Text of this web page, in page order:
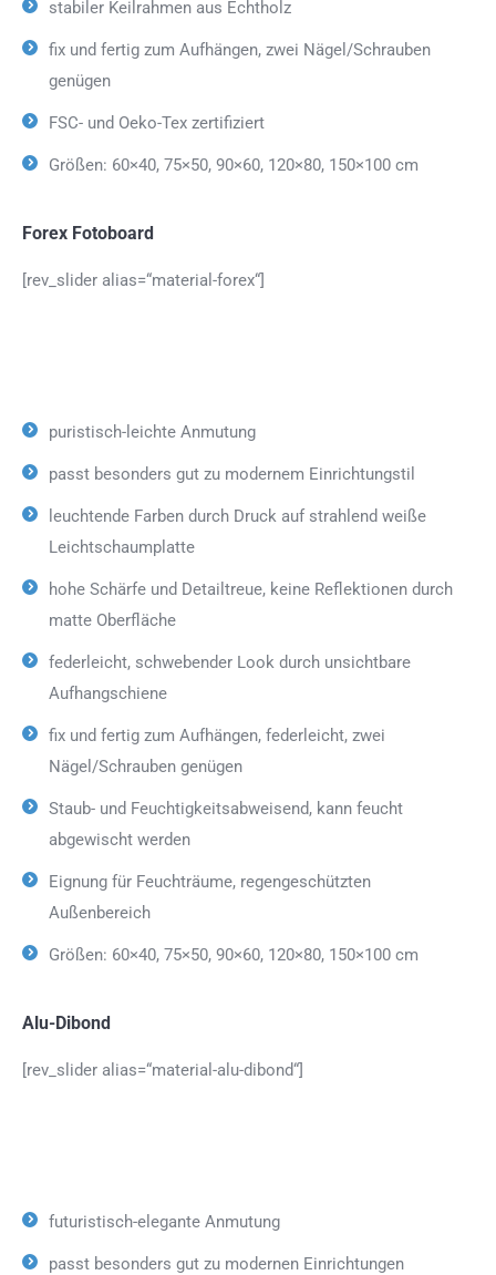
stabiler Keilrahmen aus Echtholz
fix und fertig zum Aufhängen, zwei Nägel/Schrauben
genügen
FSC- und Oeko-Tex zertifiziert
Größen: 60×40, 75×50, 90×60, 120×80, 150×100 cm
Forex Fotoboard
[rev_slider alias=“material-forex“]
puristisch-leichte Anmutung
passt besonders gut zu modernem Einrichtungstil
leuchtende Farben durch Druck auf strahlend weiße
Leichtschaumplatte
hohe Schärfe und Detailtreue, keine Reflektionen durch
matte Oberfläche
federleicht, schwebender Look durch unsichtbare
Aufhangschiene
fix und fertig zum Aufhängen, federleicht, zwei
Nägel/Schrauben genügen
Staub- und Feuchtigkeitsabweisend, kann feucht
abgewischt werden
Eignung für Feuchträume, regengeschützten
Außenbereich
Größen: 60×40, 75×50, 90×60, 120×80, 150×100 cm
Alu-Dibond
[rev_slider alias=“material-alu-dibond“]
futuristisch-elegante Anmutung
passt besonders gut zu modernen Einrichtungen